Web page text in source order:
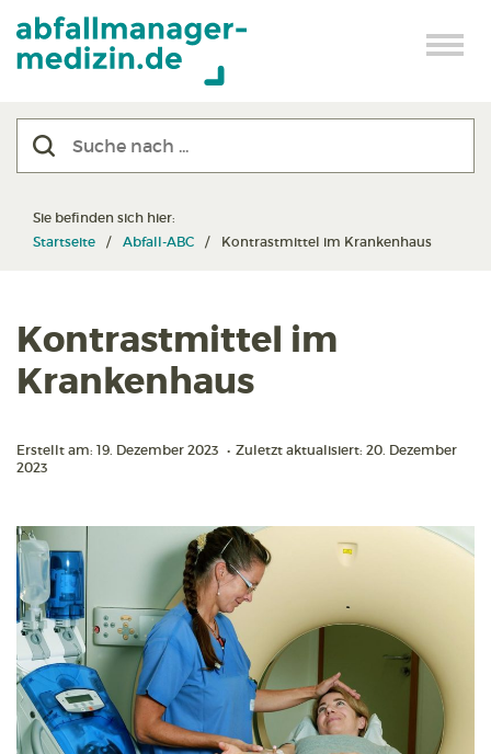
Sie befinden sich hier:
Startseite
Abfall-ABC Kontrastmittel im Krankenhaus
Kontrastmittel im
Krankenhaus
Erstellt am: 19. Dezember 2023 • Zuletzt aktualisiert: 20. Dezember
2023